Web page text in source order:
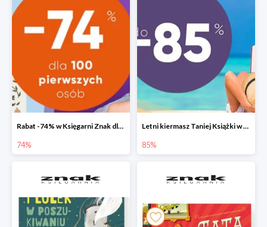
Rabat -74% w Księgarni Znak dla 100 pierwszych osób!
74%
Letni kiermasz Taniej Książki w Ksiegarni Znak do -85%!
85%